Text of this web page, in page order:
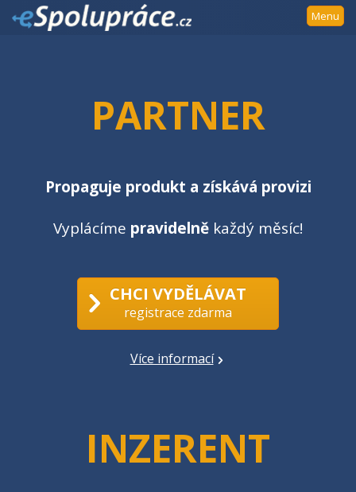
Přejít
k
sloupci
Klávesové
Menu
PARTNER
Propaguje produkt a získává provizi
Vyplácíme pravidelně každý měsíc!
CHCI VYDĚLÁVAT
registrace zdarma
Více informací
INZERENT